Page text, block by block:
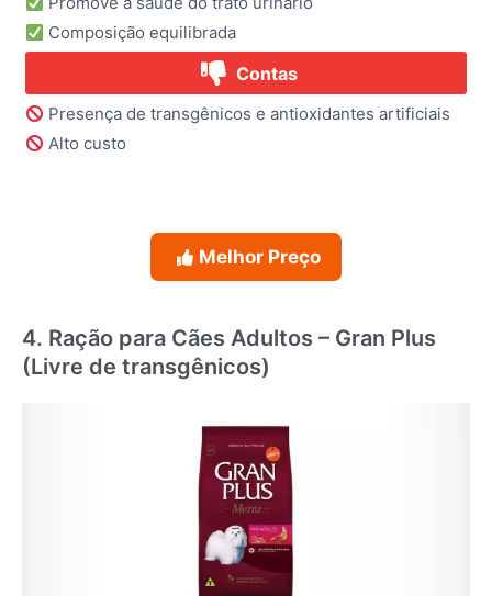
Composição equilibrada
Contas
Presença de transgênicos e antioxidantes artificiais
Alto custo
Melhor Preço
4. Ração para Cães Adultos – Gran Plus
(Livre de transgênicos)